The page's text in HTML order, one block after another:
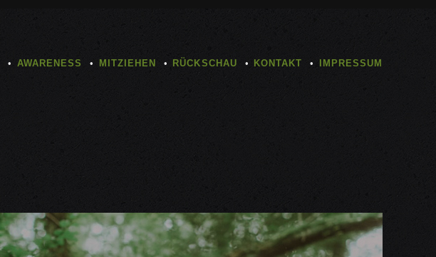
AWARENESS MITZIEHEN RÜCKSCHAU KONTAKT IMPRESSUM